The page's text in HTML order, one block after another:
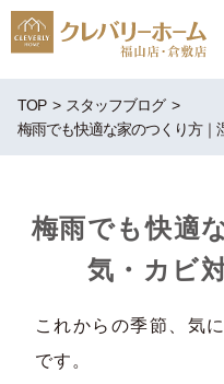
TOP
スタッフブログ
梅雨でも快適な家のつくり方｜
梅雨でも快適
気・カビ
これからの季節、気
です。